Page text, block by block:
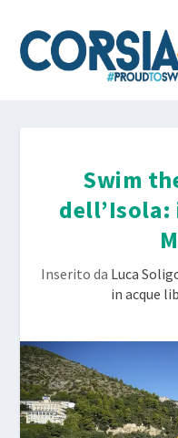
Swim
Inserito da Luca
in acque